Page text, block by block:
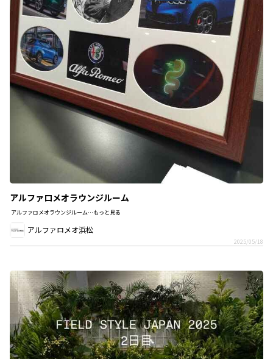
アルファロメオラウンジルーム
アルファロメオラウンジルーム…もっと見る
アルファロメオ浜松
2025/05/18